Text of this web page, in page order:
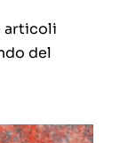
articoli
del